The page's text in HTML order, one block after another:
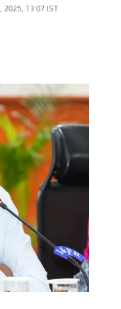
2025, 13:07 IST